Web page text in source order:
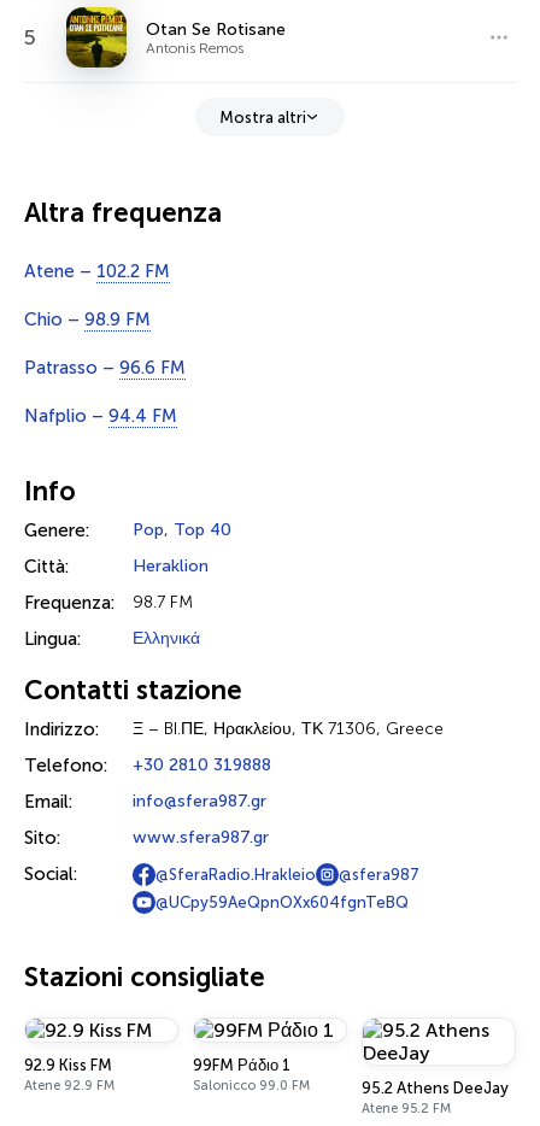
5 Otan Se Rotisane
Antonis Remos
Mostra altri
Altra frequenza
Atene – 102.2 FM
Chio – 98.9 FM
Patrasso – 96.6 FM
Nafplio – 94.4 FM
Info
Genere: Pop, Top 40
Città: Heraklion
Frequenza: 98.7 FM
Lingua: Ελληνικά
Contatti stazione
Indirizzo: Ξ – BI.ΠΕ, Ηρακλείου, ΤΚ 71306, Greece
Telefono: +30 2810 319888
Email: info@sfera987.gr
Sito: www.sfera987.gr
Social: @SferaRadio.Hrakleio
@sfera987
@UCpy59AeQpnOXx604fgnTeBQ
Stazioni consigliate
92.9 Kiss FM
Atene 92.9 FM
99FM Ράδιο 1
Salonicco 99.0 FM 95.2 Athens DeeJay
Atene 95.2 FM